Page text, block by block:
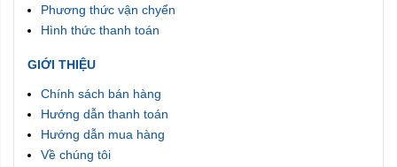
Giá gas Petrolimex hôm nay là bao nhiêu chính là câu hỏi
được nhiều bà nội trợ quan tâm. Để tìm đáp án cho câu hỏi
này, quý khách có thể tham khảo những thông tin được chia
- Cập nhật giá gas Petrolimex 12kg mới nhất hôm nay >>>
XemTại đây
Phương thức vận chyển
Hình thức thanh toán
GIỚI THIỆU
Chính sách bán hàng
Hướng dẫn thanh toán
Hướng dẫn mua hàng
Về chúng tôi